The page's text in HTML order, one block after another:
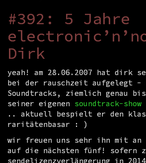
#392: 5 Jahre
Dirk
yeah! am 28.06.2007 hat dirk
bei der rauschzeit aufgelegt -
Soundtracks, ziemlich genau
seiner eigenen soundtrack-show
.. aktuell bespielt er den
raritätenbasar : )
wir freuen uns sehr ihn mit an
auf die nächsten fünf! sofern
sendelizenzverlängerung in